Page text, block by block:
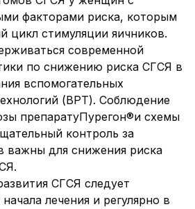
факторами риска, которым
цикл стимуляции яичников.
современной
по снижению риска СГСЯ в
вспомогательных
(ВРТ). Соблюдение
препаратуПурегон®и схемы
контроль за
важны для снижения риска
СГСЯ следует
лечения и регулярно в